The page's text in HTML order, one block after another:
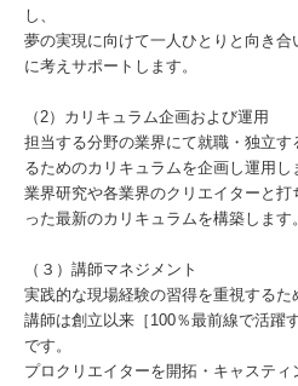
し、
夢の実現に向けて一人ひとりと向き
に考えサポートします。
（2）カリキュラム企画および運用
担当する分野の業界にて就職・独立
るためのカリキュラムを企画し運用し
業界研究や各業界のクリエイターと
った最新のカリキュラムを構築します。
（３）講師マネジメント
実践的な現場経験の習得を重視する
講師は創立以来［100％最前線で活躍
です。
プロクリエイターを開拓・キャステ